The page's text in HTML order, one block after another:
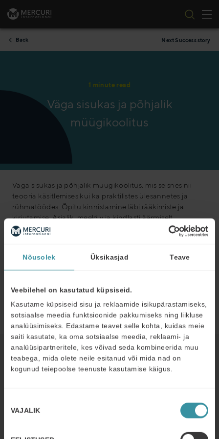
Nõusolek Üksikasjad Teave
Veebilehel on kasutatud küpsiseid.
Kasutame küpsiseid sisu ja reklaamide isikupärastamiseks,
sotsiaalse meedia funktsioonide pakkumiseks ning liikluse
analüüsimiseks. Edastame teavet selle kohta, kuidas meie
saiti kasutate, ka oma sotsiaalse meedia, reklaami- ja
analüüsipartneritele, kes võivad seda kombineerida muu
teabega, mida olete neile esitanud või mida nad on
kogunud teiepoolse teenuste kasutamise käigus.
valik
VAJALIK
Skip to content
Back Next Success story
1 minute read
Väga sisukas ja põhjalik
müügikoolitus
Väga sisukas ja põhjalik müügikoolitus, mis seisnes nii
teooria käsitlemises kui ka praktilistes ülesannetes ja
rühmatöödes. Õpitu kinnistamine läbi rääkimiste ja
kirjutamise. Asjalik, meeldiv ja kindlasti äärmiselt
professionaalne lektor.
Lektor kaido vestberg
Read next
How Resinex is elevating commercial